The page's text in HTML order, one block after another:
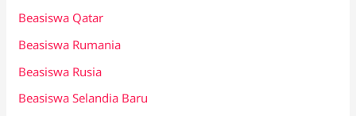
Beasiswa Qatar
Beasiswa Rumania
Beasiswa Rusia
Beasiswa Selandia Baru